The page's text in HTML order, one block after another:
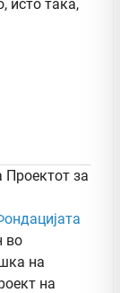
исто така,
Проектот за
во
на
на